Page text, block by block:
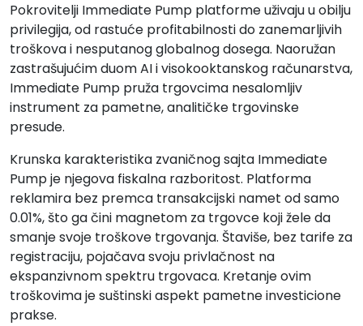
Pokrovitelji Immediate Pump platforme uživaju u obilju
privilegija, od rastuće profitabilnosti do zanemarljivih
troškova i nesputanog globalnog dosega. Naoružan
zastrašujućim duom AI i visokooktanskog računarstva,
Immediate Pump pruža trgovcima nesalomljiv
instrument za pametne, analitičke trgovinske
presude.
Krunska karakteristika zvaničnog sajta Immediate
Pump je njegova fiskalna razboritost. Platforma
reklamira bez premca transakcijski namet od samo
0.01%, što ga čini magnetom za trgovce koji žele da
smanje svoje troškove trgovanja. Štaviše, bez tarife za
registraciju, pojačava svoju privlačnost na
ekspanzivnom spektru trgovaca. Kretanje ovim
troškovima je suštinski aspekt pametne investicione
prakse.